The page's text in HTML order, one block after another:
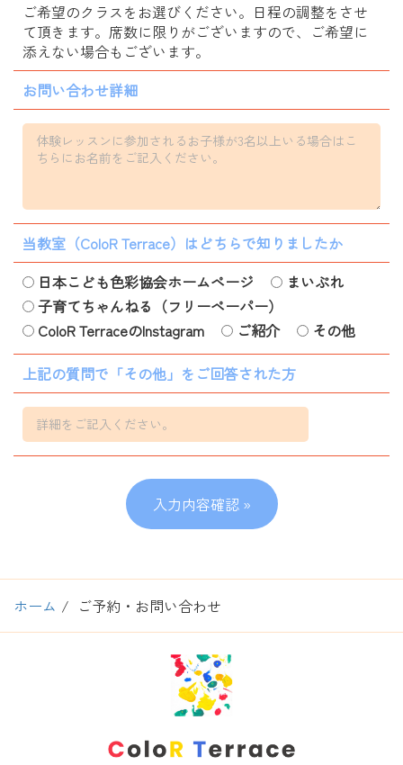
ご希望のクラスをお選びください。日程の調整をさせ
て頂きます。席数に限りがございますので、ご希望に
添えない場合もございます。
お問い合わせ詳細
当教室（ColoR Terrace）はどちらで知りましたか
日本こども色彩協会ホームページ
まいぷれ
子育てちゃんねる（フリーペーパー）
ColoR TerraceのInstagram
ご紹介
その他
上記の質問で「その他」をご回答された方
ホーム ご予約・お問い合わせ